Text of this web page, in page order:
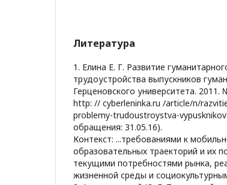
Литература
1. Елина Е. Г. Развитие
трудоустройства выпускников
Герценовского университета. 2011.
http: // cyberleninka.ru /article/n/
problemy-trudoustroystva-
обращения: 31.05.16).
Контекст: ...требованиями к
образовательных траекторий и их
текущими потребностями рынка,
жизненной среды и